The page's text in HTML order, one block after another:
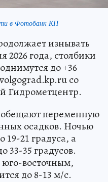
в Фотобанк КП
изнывать
2026 года, столбики
до +36
со
Гидрометцентр.
обещают переменную
осадков. Ночью
19-21 градуса, а
33-35 градусов.
юго-восточным,
до 8-13 м/с.